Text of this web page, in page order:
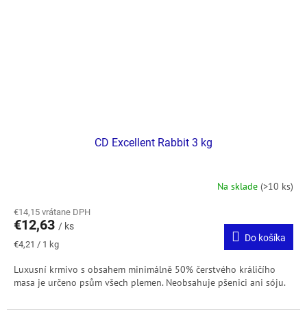
CD Excellent Rabbit 3 kg
Na sklade (>10 ks)
€14,15 vrátane DPH
€12,63 / ks
Jednotková
€4,21 / 1 kg
Do košíka
Luxusní krmivo s obsahem minimálně 50% čerstvého králičího
masa je určeno psům všech plemen. Neobsahuje pšenici ani sóju.